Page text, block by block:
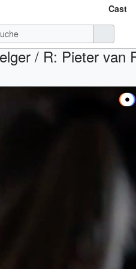
Cast
/ R: Pieter van